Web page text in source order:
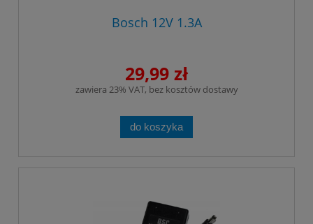
Bosch 12V 1.3A
29,99 zł
zawiera 23% VAT, bez kosztów dostawy
do koszyka